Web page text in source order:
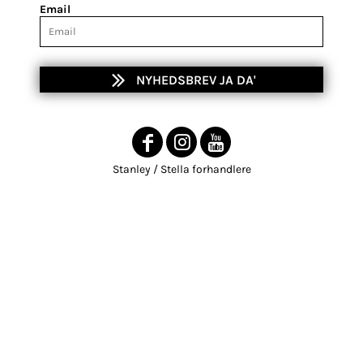
Email
NYHEDSBREV JA DA'
Stanley / Stella forhandlere